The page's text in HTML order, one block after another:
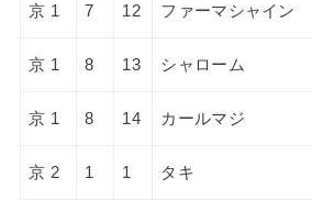
京 1 7 12 ファーマシャイン
京 1 8 13 シャローム
京 1 8 14 カールマジ
京 2 1 1 タキ